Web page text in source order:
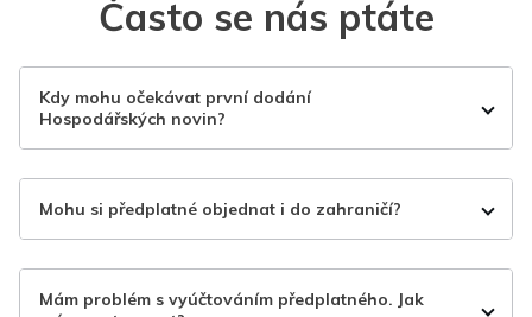
Často se nás ptáte
Kdy mohu očekávat první dodání
Hospodářských novin?
Mohu si předplatné objednat i do zahraničí?
Mám problém s vyúčtováním předplatného. Jak